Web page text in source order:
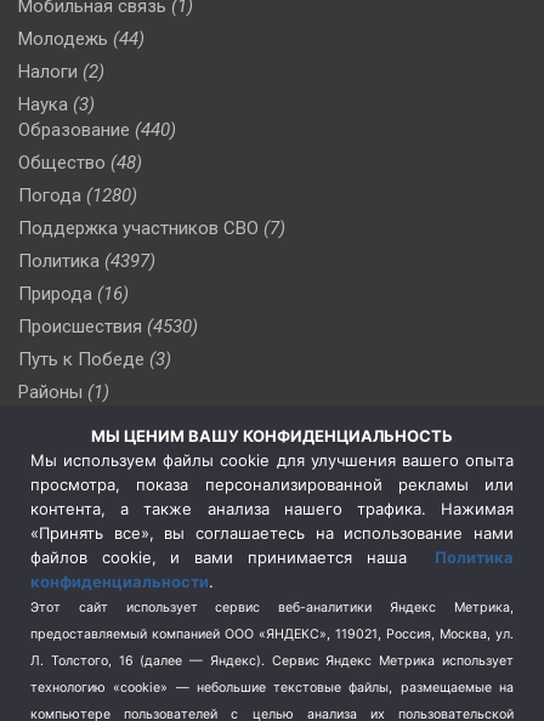
Мобильная связь (1)
Молодежь (44)
Налоги (2)
Наука (3)
Образование (440)
Общество (48)
Погода (1280)
Поддержка участников СВО (7)
Политика (4397)
Природа (16)
Происшествия (4530)
Путь к Победе (3)
Районы (1)
(510)
Сельское хозяйство (3)
Социальная политика
(3)
Спецоперация в Украине
Спецоперация на Украине
(404)
Спорт (740)
Терроризм (1)
Транспорт (262)
МЫ ЦЕНИМ ВАШУ КОНФИДЕНЦИАЛЬНОСТЬ
Мы используем файлы cookie для улучшения вашего опыта
просмотра, показа персонализированной рекламы или
контента, а также анализа нашего трафика. Нажимая
«Принять все», вы соглашаетесь на использование нами
файлов cookie, и вами принимается наша Политика
конфиденциальности.
Этот сайт использует сервис веб-аналитики Яндекс Метрика,
предоставляемый компанией ООО «ЯНДЕКС», 119021, Россия, Москва, ул.
Л. Толстого, 16 (далее — Яндекс). Сервис Яндекс Метрика использует
технологию «cookie» — небольшие текстовые файлы, размещаемые на
компьютере пользователей с целью анализа их пользовательской